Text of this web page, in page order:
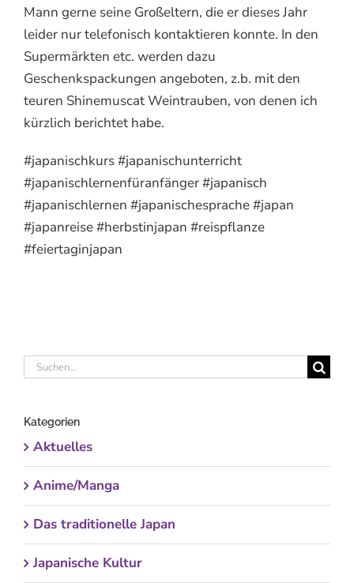
Mann gerne seine Großeltern, die er dieses Jahr
leider nur telefonisch kontaktieren konnte. In den
Supermärkten etc. werden dazu
Geschenkspackungen angeboten, z.b. mit den
teuren Shinemuscat Weintrauben, von denen ich
kürzlich berichtet habe.
#japanischkurs #japanischunterricht
#japanischlernenfüranfänger #japanisch
#japanischlernen #japanischesprache #japan
#japanreise #herbstinjapan #reispflanze
#feiertaginjapan
Suche
Kategorien
Aktuelles
Anime/Manga
Das traditionelle Japan
Japanische Kultur